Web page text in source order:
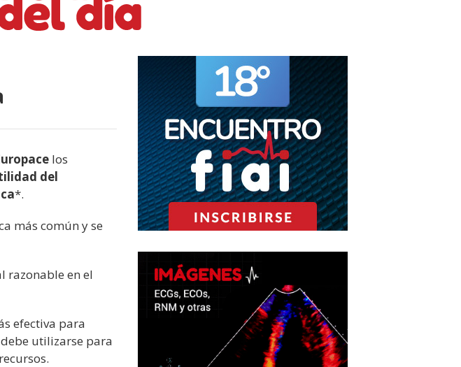
los
del
*.
más común y se
razonable en el
efectiva para
utilizarse para